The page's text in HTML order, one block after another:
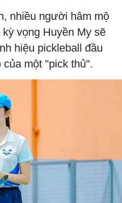
nhiều người hâm mộ
vọng Huyền My sẽ
hiệu pickleball đầu
một "pick thủ".